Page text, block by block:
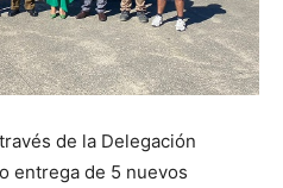
de la Delegación
entrega de 5 nuevos